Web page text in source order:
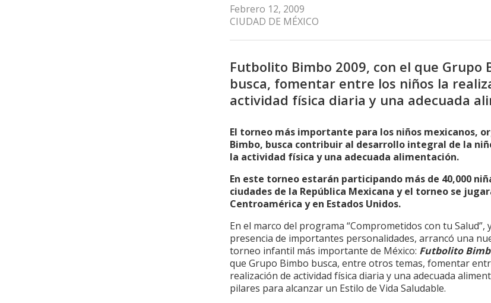
Febrero 12, 2009
CIUDAD DE MÉXICO
Futbolito Bimbo 2009, con el que Grupo
busca, fomentar entre los niños la
actividad física diaria y una adecuada
El torneo más importante para los niños mexicanos,
Bimbo, busca contribuir al desarrollo integral de la
la actividad física y una adecuada alimentación.
En este torneo estarán participando más de 40,000
ciudades de la República Mexicana y el torneo se
Centroamérica y en Estados Unidos.
En el marco del programa “Comprometidos con tu Salud”,
presencia de importantes personalidades, arrancó una
torneo infantil más importante de México: Futbolito
que Grupo Bimbo busca, entre otros temas, fomentar
realización de actividad física diaria y una adecuada
pilares para alcanzar un Estilo de Vida Saludable.